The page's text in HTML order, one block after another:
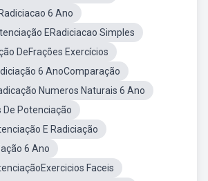
6 Ano
ERadiciacao Simples
DeFrações Exercícios
6 AnoComparação
Numeros Naturais 6 Ano
Potenciação
E Radiciação
6 Ano
Faceis